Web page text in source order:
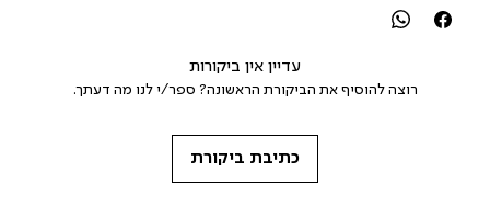
עדיין אין ביקורות
רוצה להוסיף את הביקורת הראשונה? ספר/י לנו מה דעתך.
כתיבת ביקורת